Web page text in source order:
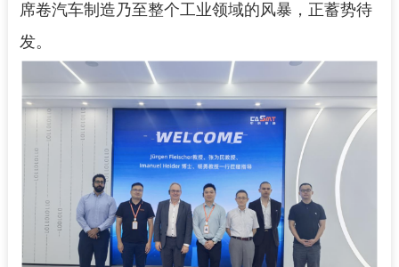
席卷汽车制造乃至整个工业领域的风暴，正蓄势待
发。